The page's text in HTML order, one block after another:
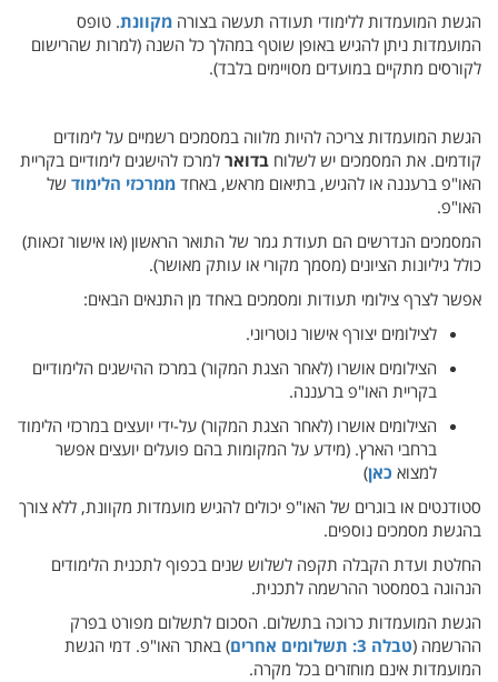
הגשת המועמדות ללימודי תעודה תעשה בצורה מקוונת. טופס
המועמדות ניתן להגיש באופן שוטף במהלך כל השנה (למרות שהרישום
לקורסים מתקיים במועדים מסויימים בלבד).
הגשת המועמדות צריכה להיות מלווה במסמכים רשמיים על לימודים
קודמים. את המסמכים יש לשלוח בדואר למרכז להישגים לימודיים בקריית
האו"פ ברעננה או להגיש, בתיאום מראש, באחד ממרכזי הלימוד של
האו"פ.
המסמכים הנדרשים הם תעודת גמר של התואר הראשון (‏או אישור זכאות‎)‏
כולל גיליונות הציונים (מסמך מקורי או עותק מאושר).
אפשר לצרף צילומי תעודות ומסמכים באחד מן התנאים הבאים:
לצילומים יצורף אישור נוטריוני.
הצילומים אושרו (לאחר הצגת המקור) במרכז ההישגים הלימודיים
בקריית האו"פ ברעננה.
הצילומים אושרו (לאחר הצגת המקור) על-ידי יועצים במרכזי הלימוד
ברחבי הארץ. (‏מידע על המקומות בהם פועלים יועצים אפשר
למצוא כאן
סטודנטים או בוגרים של האו"פ יכולים להגיש מועמדות מקוונת, ללא צורך
בהגשת מסמכים נוספים.
החלטת ועדת הקבלה תקפה לשלוש שנים בכפוף לתכנית הלימודים
הנהוגה בסמסטר ההרשמה לתכנית.
הגשת המועמדות כרוכה בתשלום. הסכום לתשלום מפורט בפרק
ההרשמה (‏‏טבלה 3: תשלומים אחרים
‎‎)‏‏ באתר האו"פ. דמי הגשת
המועמדות אינם מוחזרים בכל מקרה.